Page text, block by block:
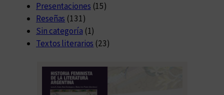
Presentaciones (15)
Reseñas (131)
Sin categoría (1)
Textos literarios (23)